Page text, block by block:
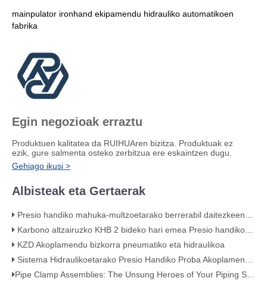
mainpulator ironhand ekipamendu hidrauliko automatikoen
fabrika
Egin negozioak erraztu
Produktuen kalitatea da RUIHUAren bizitza. Produktuak ez
ezik, gure salmenta osteko zerbitzua ere eskaintzen dugu.
Gehiago ikusi >
Albisteak eta Gertaerak
Presio handiko mahuka-multzoetarako berrerabil daitezkeen osagarri hidraulikoak
Karbono altzairuzko KHB 2 bideko hari emea Presio handiko bola balbula - KHB-G3/4
KZD Akoplamendu bizkorra pneumatiko eta hidraulikoa
Sistema Hidraulikoetarako Presio Handiko Proba Akoplamendua 630 Bar
​Pipe Clamp Assemblies: The Unsung Heroes of Your Piping System​